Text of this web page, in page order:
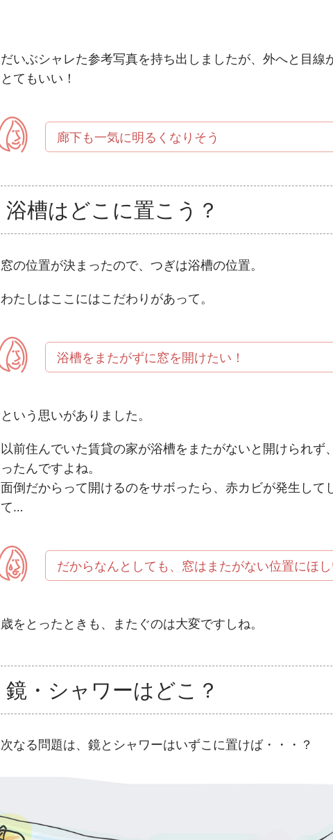
だいぶシャレた参考写真を持ち出しましたが、外へと目線
とてもいい！
廊下も一気に明るくなりそう
浴槽はどこに置こう？
窓の位置が決まったので、つぎは浴槽の位置。
わたしはここにはこだわりがあって。
浴槽をまたがずに窓を開けたい！
という思いがありました。
以前住んでいた賃貸の家が浴槽をまたがないと開けられず
ったんですよね。
面倒だからって開けるのをサボったら、赤カビが発生して
て…
だからなんとしても、窓はまたがない位置にほし
歳をとったときも、またぐのは大変ですしね。
鏡・シャワーはどこ？
次なる問題は、鏡とシャワーはいずこに置けば・・・？